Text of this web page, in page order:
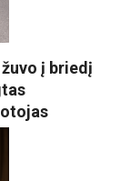
į briedį